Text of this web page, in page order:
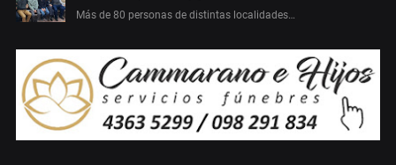
Más de 80 personas de distintas localidades…